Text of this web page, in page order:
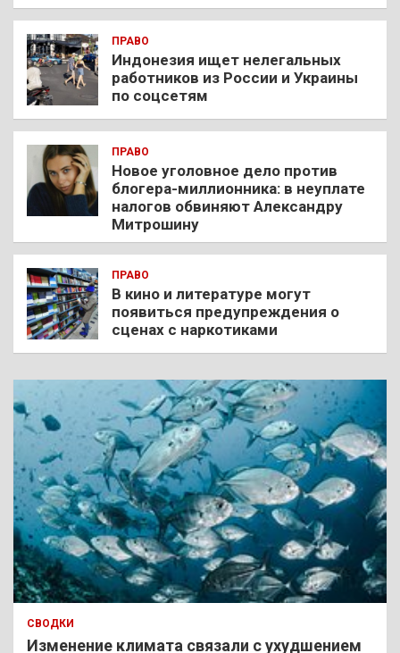
ПРАВО
Индонезия ищет нелегальных
работников из России и Украины
по соцсетям
ПРАВО
Новое уголовное дело против
блогера-миллионника: в неуплате
налогов обвиняют Александру
Митрошину
ПРАВО
В кино и литературе могут
появиться предупреждения о
сценах с наркотиками
СВОДКИ
Изменение климата связали с ухудшением